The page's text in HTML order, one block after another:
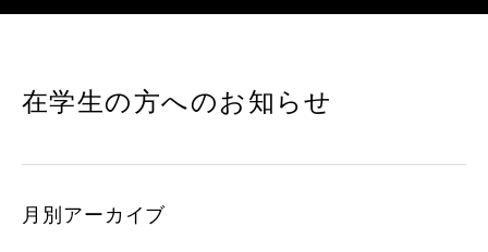
在学生の方へのお知らせ
月別アーカイブ